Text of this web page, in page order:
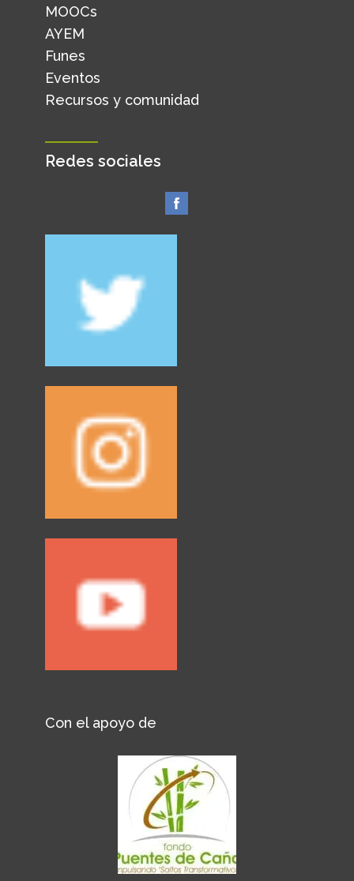
MOOCs
AYEM
Funes
Eventos
Recursos y comunidad
Redes sociales
Con el apoyo de